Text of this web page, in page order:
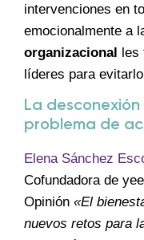
intervenciones en
emocionalmente a
organizacional les
líderes para
La desconexión
problema de
Elena Sánchez
Cofundadora de
Opinión «El
nuevos retos para